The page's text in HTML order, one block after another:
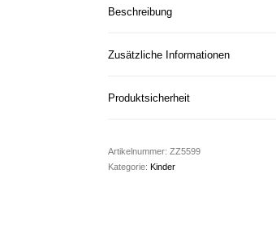
Beschreibung
Zusätzliche Informationen
Produktsicherheit
Artikelnummer: ZZ5599
Kategorie: Kinder